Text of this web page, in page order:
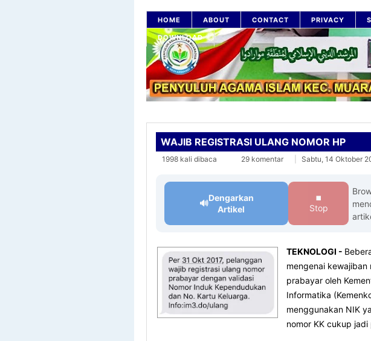
HOME ABOUT CONTACT PRIVACY
DOWNLOAD
WAJIB REGISTRASI ULANG NOMOR HP
1998 kali dibaca 29 komentar Sabtu, 14 Oktober
🔊
Dengarkan
Artikel
⏹
Stop
TEKNOLOGI -
mengenai kewajiban
prabayar oleh
Informatika
menggunakan NIK
nomor KK cukup jadi